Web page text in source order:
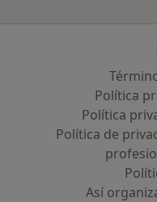
Política
Política
Política de
Así